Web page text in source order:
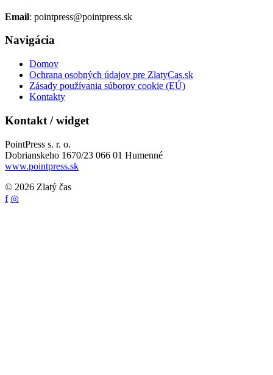
Email: pointpress@pointpress.sk
Navigácia
Domov
Ochrana osobných údajov pre ZlatyCas.sk
Zásady používania súborov cookie (EÚ)
Kontakty
Kontakt / widget
PointPress s. r. o.
Dobrianskeho 1670/23 066 01 Humenné
www.pointpress.sk
© 2026 Zlatý čas
f ◎